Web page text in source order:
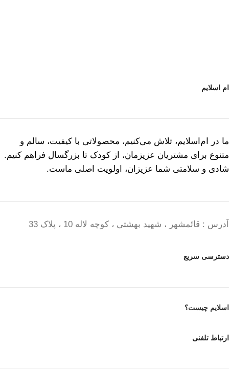
ام اسلایم
ما در ام‌اسلایم، تلاش می‌کنیم، محصولاتی با کیفیت، سالم و
متنوع برای مشتریان عزیزمان، از کودک تا بزرگسال فراهم کنیم.
شادی و سلامتی شما عزیزان، اولویت اصلی ماست.
آدرس : قائمشهر ، شهید بهشتی ، کوچه لاله 10 ، پلاک 33
دسترسی سریع
اسلایم چیست؟
ارتباط تلفنی